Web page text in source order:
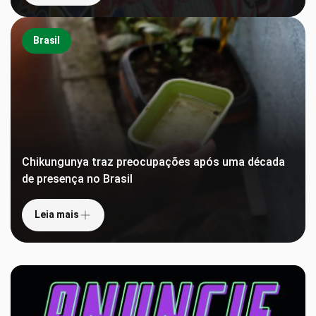
Brasil
Chikungunya traz preocupações após uma década
de presença no Brasil
Leia mais